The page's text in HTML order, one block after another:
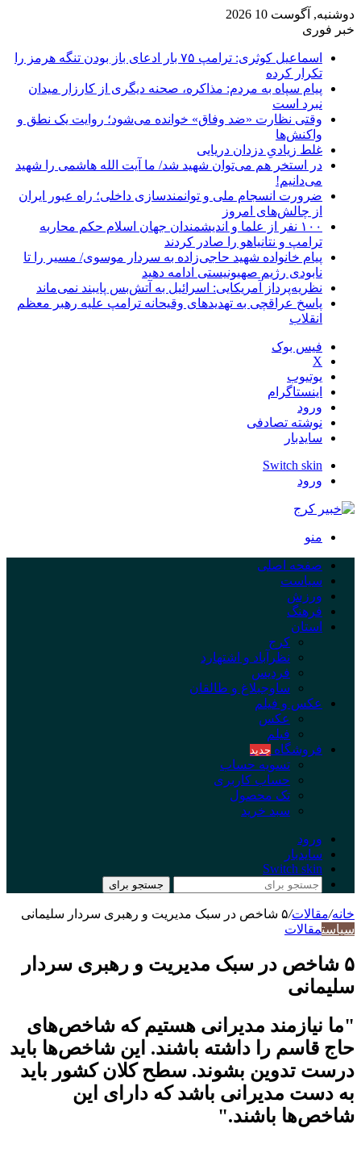
دوشنبه, آگوست 10 2026
خبر فوری
اسماعیل کوثری: ترامپ ۷۵ بار ادعای باز بودن تنگه هرمز را
تکرار کرده
پیام سپاه به مردم: مذاکره، صحنه دیگری از کارزار میدان
نبرد است
وقتی نظارت «ضد وفاق» خوانده می‌شود؛ روایت یک نطق و
واکنش‌ها
غلط زیادیِ دزدان دریایی
در استخر هم می‌توان شهید شد/ ما آیت الله هاشمی را شهید
می‌دانیم!
ضرورت انسجام ملی و توانمندسازی داخلی؛ راه عبور ایران
از چالش‌های امروز
۱۰۰ نفر از علما و اندیشمندان جهان اسلام حکم محاربه
ترامپ و نتانیاهو را صادر کردند
پیام خانواده شهید حاجی‌زاده به سردار موسوی/ مسیر را تا
نابودی رژیم صهیونیستی ادامه دهید
نظریه‌پرداز آمریکایی: اسرائیل به آتش‌بس پایبند نمی‌ماند
پاسخ عراقچی به تهدیدهای وقیحانه ترامپ علیه رهبر معظم
انقلاب
فیس بوک
X
یوتیوب
اینستاگرام
ورود
نوشته تصادفی
سایدبار
Switch skin
ورود
منو
صفحه اصلی
سیاست
ورزش
فرهنگ
استان
کرج
نظرآباد و اشتهارد
فردیس
ساوجبلاغ و طالقان
عکس و فیلم
عکس
فیلم
فروشگاه جدید
تسویه حساب
حساب کاربری
تک محصول
سبد خرید
ورود
سایدبار
Switch skin
جستجو برای
خانه/مقالات/۵ شاخص در سبک مدیریت و رهبری سردار سلیمانی
سیاستمقالات
۵ شاخص در سبک مدیریت و رهبری سردار
سلیمانی
"ما نیازمند مدیرانی هستیم که شاخص‌های
حاج قاسم را داشته باشند. این شاخص‌ها باید
درست تدوین بشوند. سطح کلان کشور باید
به دست مدیرانی باشد که دارای این
شاخص‌ها باشند."